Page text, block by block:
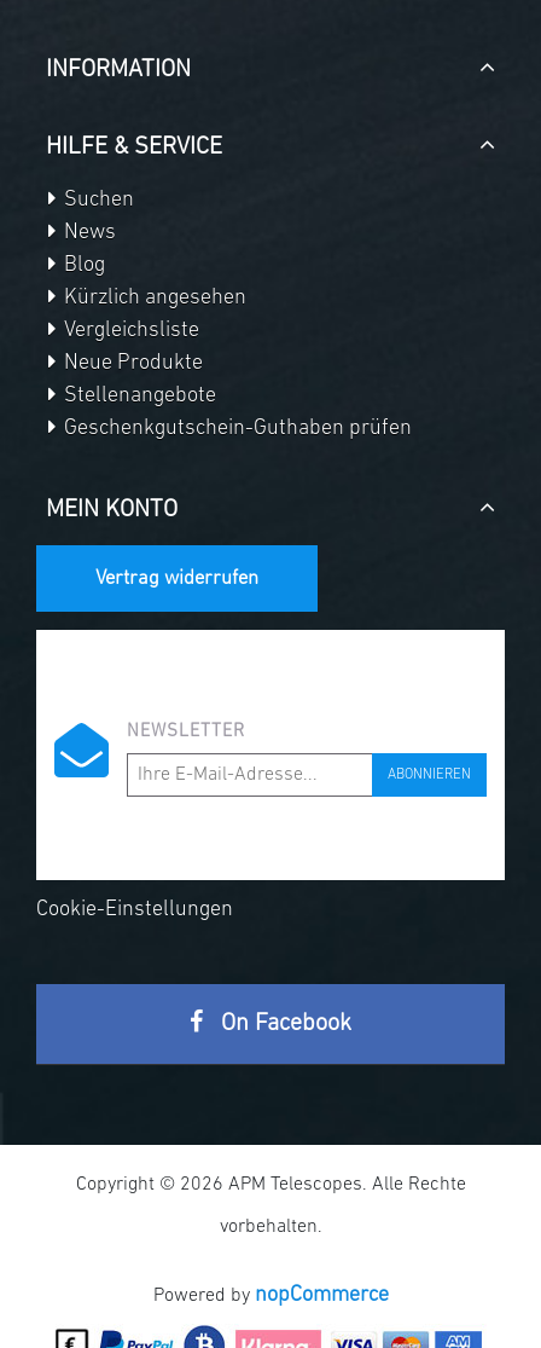
INFORMATION
HILFE & SERVICE
Suchen
News
Blog
Kürzlich angesehen
Vergleichsliste
Neue Produkte
Stellenangebote
Geschenkgutschein-Guthaben prüfen
MEIN KONTO
Vertrag widerrufen
NEWSLETTER
ABONNIEREN
Cookie-Einstellungen
On Facebook
Copyright © 2026 APM Telescopes. Alle Rechte
vorbehalten.
Powered by nopCommerce